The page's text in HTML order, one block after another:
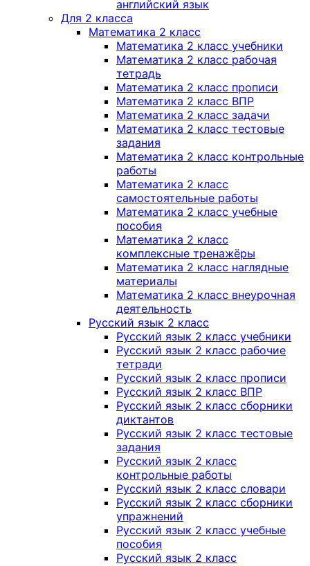
английский язык
Для 2 класса
Математика 2 класс
Математика 2 класс учебники
Математика 2 класс рабочая
тетрадь
Математика 2 класс прописи
Математика 2 класс ВПР
Математика 2 класс задачи
Математика 2 класс тестовые
задания
Математика 2 класс контрольные
работы
Математика 2 класс
самостоятельные работы
Математика 2 класс учебные
пособия
Математика 2 класс
комплексные тренажёры
Математика 2 класс наглядные
материалы
Математика 2 класс внеурочная
деятельность
Русский язык 2 класс
Русский язык 2 класс учебники
Русский язык 2 класс рабочие
тетради
Русский язык 2 класс прописи
Русский язык 2 класс ВПР
Русский язык 2 класс сборники
диктантов
Русский язык 2 класс тестовые
задания
Русский язык 2 класс
контрольные работы
Русский язык 2 класс словари
Русский язык 2 класс сборники
упражнений
Русский язык 2 класс учебные
пособия
Русский язык 2 класс